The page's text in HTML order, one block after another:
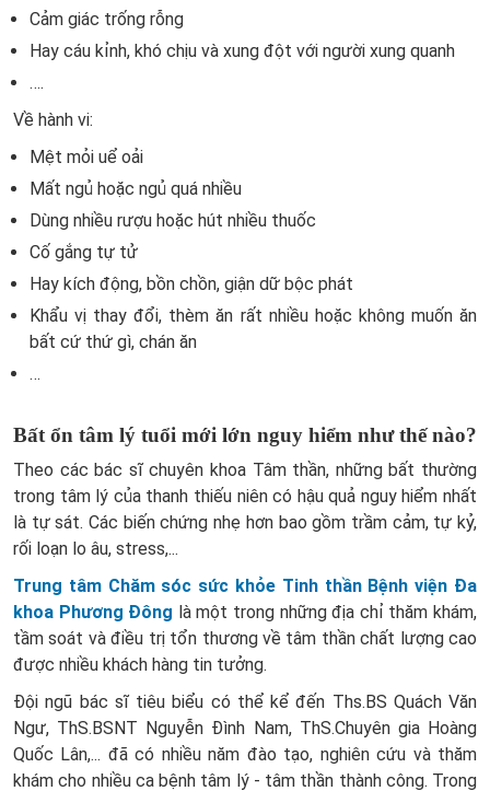
Cảm giác trống rỗng
Hay cáu kỉnh, khó chịu và xung đột với người xung quanh
….
Về hành vi:
Mệt mỏi uể oải
Mất ngủ hoặc ngủ quá nhiều
Dùng nhiều rượu hoặc hút nhiều thuốc
Cố gắng tự tử
Hay kích động, bồn chồn, giận dữ bộc phát
Khẩu vị thay đổi, thèm ăn rất nhiều hoặc không muốn ăn
bất cứ thứ gì, chán ăn
…
Bất ổn tâm lý tuổi mới lớn nguy hiểm như thế nào?
Theo các bác sĩ chuyên khoa Tâm thần, những bất thường
trong tâm lý của thanh thiếu niên có hậu quả nguy hiểm nhất
là tự sát. Các biến chứng nhẹ hơn bao gồm trầm cảm, tự kỷ,
rối loạn lo âu, stress,...
Trung tâm Chăm sóc sức khỏe Tinh thần Bệnh viện Đa
khoa Phương Đông là một trong những địa chỉ thăm khám,
tầm soát và điều trị tổn thương về tâm thần chất lượng cao
được nhiều khách hàng tin tưởng.
Đội ngũ bác sĩ tiêu biểu có thể kể đến Ths.BS Quách Văn
Ngư, ThS.BSNT Nguyễn Đình Nam, ThS.Chuyên gia Hoàng
Quốc Lân,... đã có nhiều năm đào tạo, nghiên cứu và thăm
khám cho nhiều ca bệnh tâm lý - tâm thần thành công. Trong